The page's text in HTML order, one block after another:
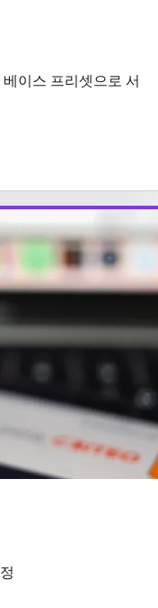
이스 프리셋으로 서